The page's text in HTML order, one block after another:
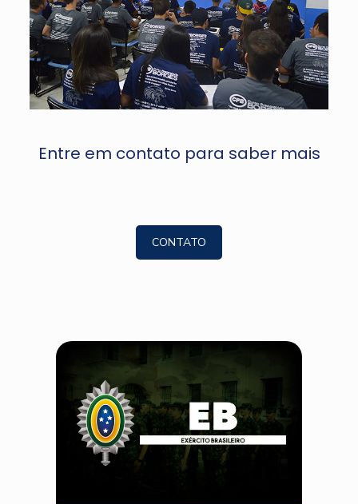
Entre em contato para saber mais
CONTATO